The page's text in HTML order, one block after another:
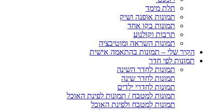
תלת מימד
תמונות אופנה ושיק
תמונות בקו אחד
תרבות וקולנוע
תמונות השראה ומוטיבציה
הקיר שלי – תמונות בהתאמה אישית
תמונות לפי חדר
תמונות לחדר השינה
תמונות לחדר שינה
תמונות לחדרי ילדים
תמונות למטבח / תמונות לפינת האוכל
תמונות למטבח ולפינת האוכל